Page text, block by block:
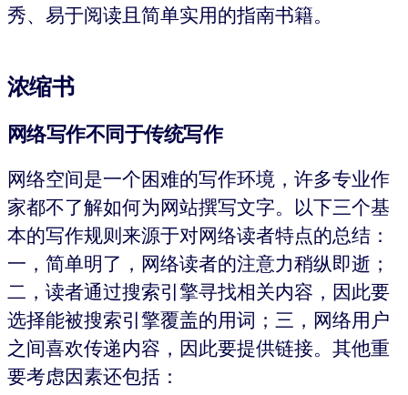
秀、易于阅读且简单实用的指南书籍。
浓缩书
网络写作不同于传统写作
网络空间是一个困难的写作环境，许多专业作
家都不了解如何为网站撰写文字。以下三个基
本的写作规则来源于对网络读者特点的总结：
一，简单明了，网络读者的注意力稍纵即逝；
二，读者通过搜索引擎寻找相关内容，因此要
选择能被搜索引擎覆盖的用词；三，网络用户
之间喜欢传递内容，因此要提供链接。其他重
要考虑因素还包括：